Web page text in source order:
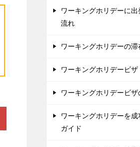
ワーキングホリデーに
流れ
ワーキングホリデーの滞
ワーキングホリデービザ
ワーキングホリデービザ
ワーキングホリデーを
ガイド